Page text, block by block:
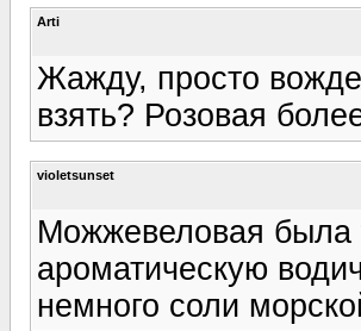
Arti
Жажду, просто
взять? Розовая
violetsunset
Можжевеловая была
ароматическую
немного соли